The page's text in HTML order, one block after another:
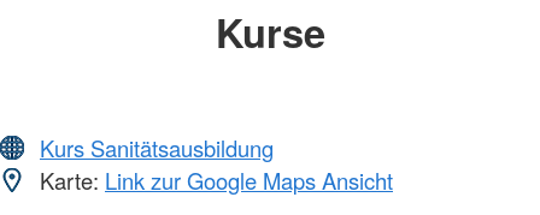
Kurse
Kurs Sanitätsausbildung
Karte: Link zur Google Maps Ansicht